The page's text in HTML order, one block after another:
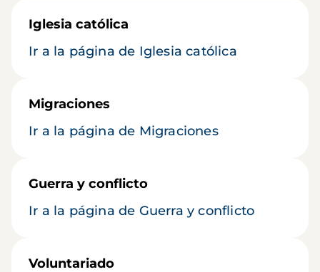
Iglesia católica
Ir a la página de Iglesia católica
Migraciones
Ir a la página de Migraciones
Guerra y conflicto
Ir a la página de Guerra y conflicto
Voluntariado